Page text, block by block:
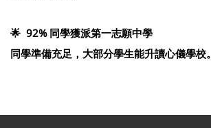
🌟 92% 同學獲派第一志願中學
同學準備充足，大部分學生能升讀心儀學校。